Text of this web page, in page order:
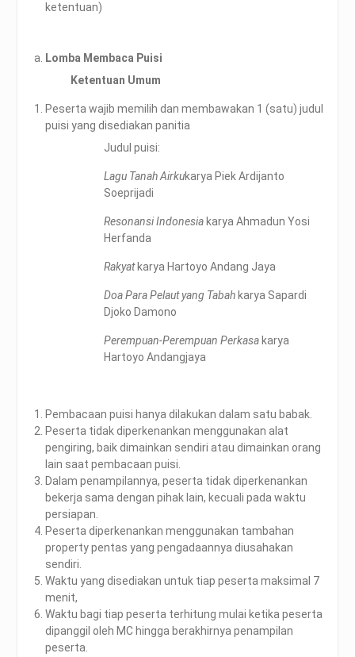
ketentuan)
Lomba Membaca Puisi
Ketentuan Umum
Peserta wajib memilih dan membawakan 1 (satu) judul
puisi yang disediakan panitia
Judul puisi:
Lagu Tanah Airkukarya Piek Ardijanto
Soeprijadi
Resonansi Indonesia karya Ahmadun Yosi
Herfanda
Rakyat karya Hartoyo Andang Jaya
Doa Para Pelaut yang Tabah karya Sapardi
Djoko Damono
Perempuan-Perempuan Perkasa karya
Hartoyo Andangjaya
Pembacaan puisi hanya dilakukan dalam satu babak.
Peserta tidak diperkenankan menggunakan alat
pengiring, baik dimainkan sendiri atau dimainkan orang
lain saat pembacaan puisi.
Dalam penampilannya, peserta tidak diperkenankan
bekerja sama dengan pihak lain, kecuali pada waktu
persiapan.
Peserta diperkenankan menggunakan tambahan
property pentas yang pengadaannya diusahakan
sendiri.
Waktu yang disediakan untuk tiap peserta maksimal 7
menit,
Waktu bagi tiap peserta terhitung mulai ketika peserta
dipanggil oleh MC hingga berakhirnya penampilan
peserta.